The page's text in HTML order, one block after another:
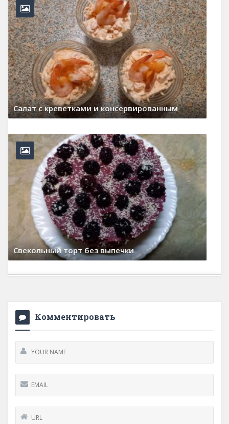
Шоколадное печенье
Икра из свеклы
Комментировать